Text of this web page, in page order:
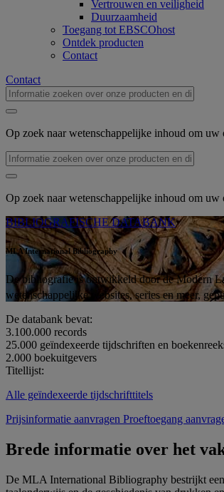
Vertrouwen en veiligheid
Duurzaamheid
Toegang tot EBSCOhost
Ontdek producten
Contact
Contact
Op zoek naar wetenschappelijke inhoud om uw
Op zoek naar wetenschappelijke inhoud om uw
BIBLIOGRAFISCHE DATABANK
MLA International Bibliography
De bibliografie is ontwikkeld door de Modern
wetenschappelijke websites, series en meer,
De databank bevat:
3.100.000 records
25.000 geïndexeerde tijdschriften en
2.000 boekuitgevers
Titellijst:
Alle geïndexeerde tijdschrifttitels
Prijsinformatie aanvragen Proeftoegang
Brede informatie over het
De MLA International Bibliography bestrijkt